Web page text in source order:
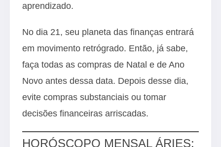
aprendizado.
No dia 21, seu planeta das finanças entrará
em movimento retrógrado. Então, já sabe,
faça todas as compras de Natal e de Ano
Novo antes dessa data. Depois desse dia,
evite compras substanciais ou tomar
decisões financeiras arriscadas.
HORÓSCOPO MENSAL ÁRIES: